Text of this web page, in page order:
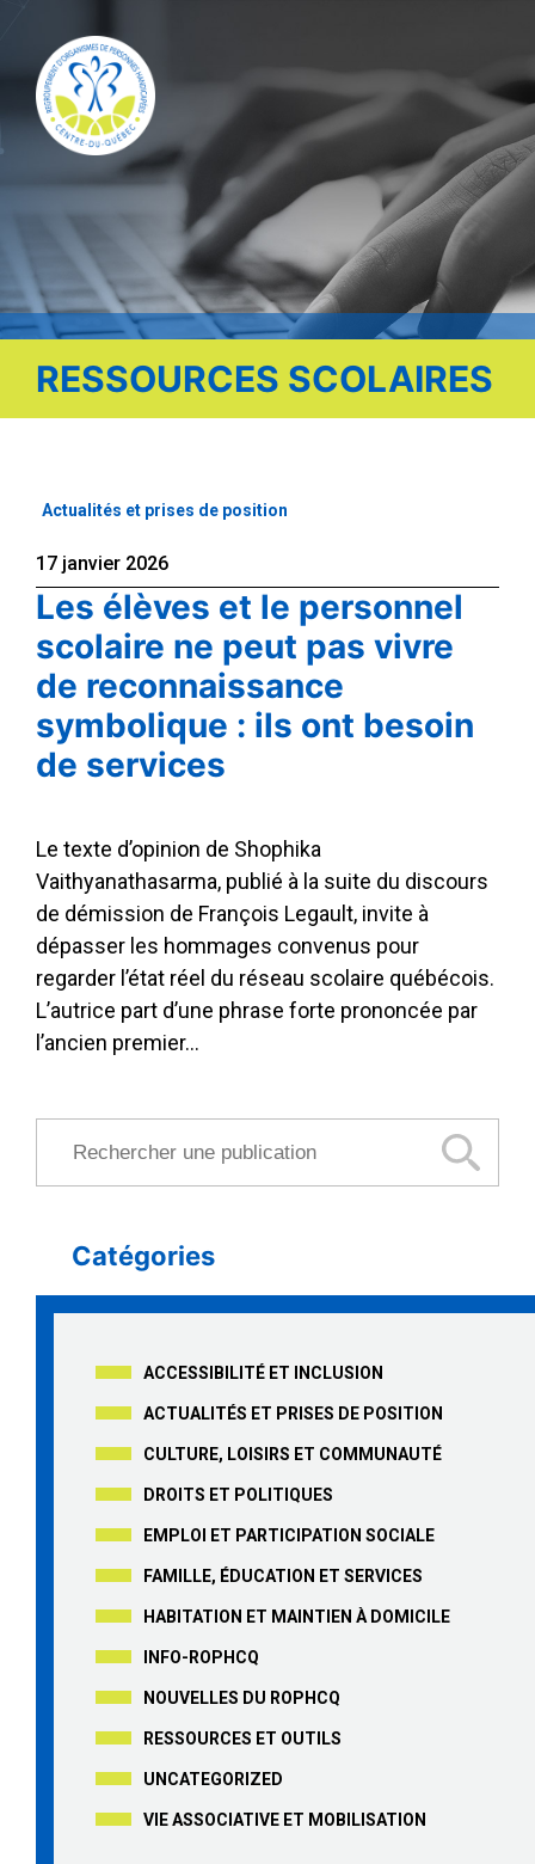
Offre d’emploi
Facebook
RESSOURCES SCOLAIRES
Actualités et prises de position
17 janvier 2026
Les élèves et le personnel
scolaire ne peut pas vivre
de reconnaissance
symbolique : ils ont besoin
de services
Le texte d’opinion de Shophika
Vaithyanathasarma, publié à la suite du discours
de démission de François Legault, invite à
dépasser les hommages convenus pour
regarder l’état réel du réseau scolaire québécois.
L’autrice part d’une phrase forte prononcée par
l’ancien premier…
Catégories
ACCESSIBILITÉ ET INCLUSION
ACTUALITÉS ET PRISES DE POSITION
CULTURE, LOISIRS ET COMMUNAUTÉ
DROITS ET POLITIQUES
EMPLOI ET PARTICIPATION SOCIALE
FAMILLE, ÉDUCATION ET SERVICES
HABITATION ET MAINTIEN À DOMICILE
INFO-ROPHCQ
NOUVELLES DU ROPHCQ
RESSOURCES ET OUTILS
UNCATEGORIZED
VIE ASSOCIATIVE ET MOBILISATION